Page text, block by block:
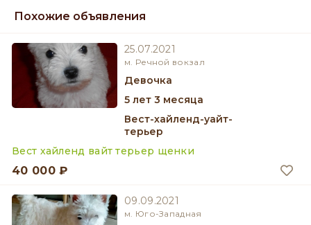
Похожие объявления
25.07.2021
м. Речной вокзал
девочка
5 лет 3 месяца
Вест-хайленд-уайт-
терьер
Вест хайленд вайт терьер щенки
40 000 ₽
09.09.2021
м. Юго-Западная